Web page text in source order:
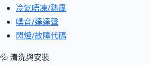
冷氣唔凍/熱風
噪音/達達聲
閃燈/故障代碼
💦 清洗與安裝